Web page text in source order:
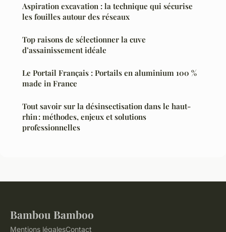
Aspiration excavation : la technique qui sécurise
les fouilles autour des réseaux
Top raisons de sélectionner la cuve
d’assainissement idéale
Le Portail Français : Portails en aluminium 100 %
made in France
Tout savoir sur la désinsectisation dans le haut-
rhin : méthodes, enjeux et solutions
professionnelles
Bambou Bamboo
Mentions légalesContact